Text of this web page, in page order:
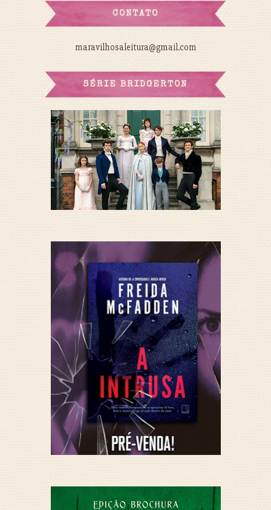
CONTATO
maravilhosaleitura@gmail.com
SÉRIE BRIDGERTON